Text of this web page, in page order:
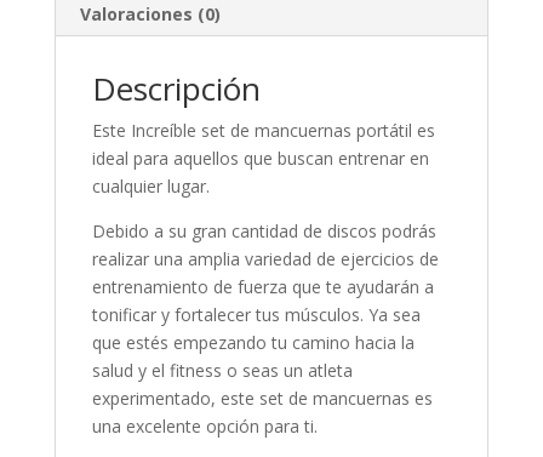
Valoraciones (0)
Descripción
Este Increíble set de mancuernas portátil es
ideal para aquellos que buscan entrenar en
cualquier lugar.
Debido a su gran cantidad de discos podrás
realizar una amplia variedad de ejercicios de
entrenamiento de fuerza que te ayudarán a
tonificar y fortalecer tus músculos. Ya sea
que estés empezando tu camino hacia la
salud y el fitness o seas un atleta
experimentado, este set de mancuernas es
una excelente opción para ti.